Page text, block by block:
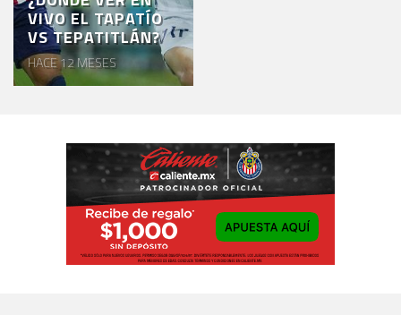
VIVO EL TAPATÍO
VS TEPATITLÁN?
HACE 12 MESES